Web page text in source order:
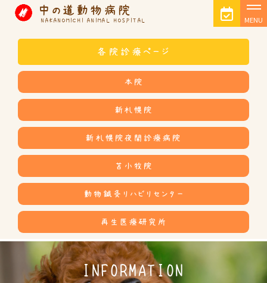
中の道動物病院
NAKANOMICHI ANIMAL HOSPITAL
各院診療ページ
本院
新札幌院
新札幌院夜間診療病院
苫小牧院
動物鍼灸リハビリセンター
再生医療研究所
MENU
INFORMATION